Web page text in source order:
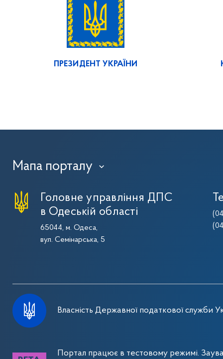
ПРЕЗИДЕНТ УКРАЇНИ
Мапа порталу ›
Головне управління ДПС
в Одеській області
65044, м. Одеса,
вул. Семінарська, 5
Власність Державної податкової служби
Портал працює в тестовому режимі.